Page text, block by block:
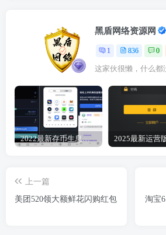
黑盾网络资源网
1 836 0
这家伙很懒，什么都
2022最新存币生息盗U 模板精美 12国语言 支持BSC ERC TRC三条链（可以付费拓展其他链）带好友邀请机制 系统一手开发 无任何后门 绝对的安全 带提币系统没有手续费
上一篇
美团520领大额鲜花闪购红包
淘宝